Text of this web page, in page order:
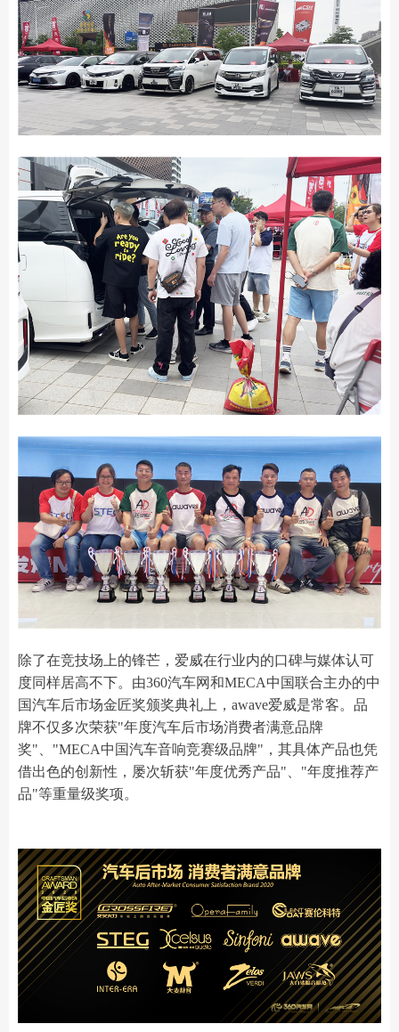
除了在竞技场上的锋芒，爱威在行业内的口碑与媒体认可
度同样居高不下。由360汽车网和MECA中国联合主办的中
国汽车后市场金匠奖颁奖典礼上，awave爱威是常客。品
牌不仅多次荣获"年度汽车后市场消费者满意品牌
奖"、"MECA中国汽车音响竞赛级品牌"，其具体产品也凭
借出色的创新性，屡次斩获"年度优秀产品"、"年度推荐产
品"等重量级奖项。